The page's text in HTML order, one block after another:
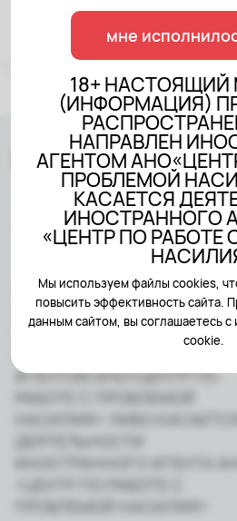
мне
18+ НАСТОЯЩИЙ
(ИНФОРМАЦИЯ)
НАПРАВЛЕН
АГЕНТОМ
ПРОБЛЕМОЙ
КАСАЕТСЯ
ИНОСТРАННОГО
«ЦЕНТР ПО РАБОТЕ
Мы используем файлы cookies,
повысить эффективность сайта.
данным сайтом, вы соглашаетесь
cookie.
благодаря
18+ НАСТОЯЩИЙ
(ИНФОРМАЦИЯ)
РАСПРОСТРАНЕН И (ИЛИ)
АГЕНТОМ АНО«ЦЕНТР ПО
РАБОТЕ С ПРОБЛЕМОЙ
НАСИЛИЯ» ЛИБО КАСАЕТСЯ
ДЕЯТЕЛЬНОСТИ
ИНОСТРАННОГО АГЕНТА
«ЦЕНТР ПО РАБОТЕ С
ПРОБЛЕМОЙ НАСИЛИЯ»